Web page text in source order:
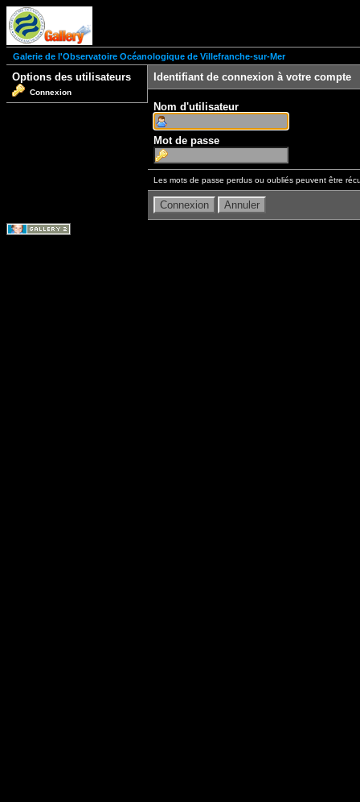
Galerie de l'Observatoire Océanologique de Villefranche-sur-Mer
Options des utilisateurs
Connexion
Identifiant de connexion à votre compte
Nom d'utilisateur
Mot de passe
Les mots de passe perdus ou oubliés peuvent être